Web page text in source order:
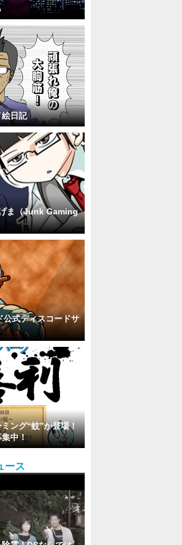
日記
ま（Junk Gaming
式ディスコードサ
ング“蚊”が登場！
中！
ース